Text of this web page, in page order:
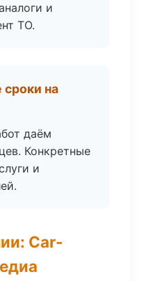
и
ТО.
сроки на
даём
Конкретные
и
Car-